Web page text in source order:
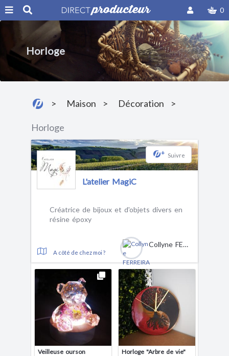
0
Horloge
Maison Décoration
Horloge
+ Suivre
L'atelier MagiC
Créatrice de bijoux et d'objets divers en
résine époxy
A côté de chez moi ?
Collyne FERREIRA DA SILVA
Veilleuse ourson
Horloge "Arbre de vie"